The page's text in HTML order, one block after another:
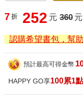
7 折 252 元 360 元
認購希望書包，幫
預計最高可得金幣
HAPPY GO享100累1